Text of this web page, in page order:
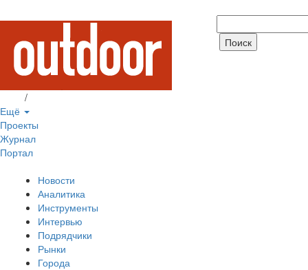
/
Ещё
Проекты
Журнал
Портал
Новости
Аналитика
Инструменты
Интервью
Подрядчики
Рынки
Города